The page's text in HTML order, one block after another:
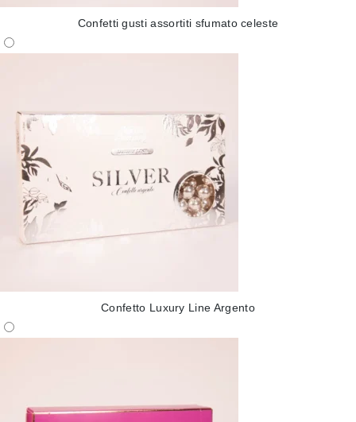
Confetti gusti assortiti sfumato celeste
Confetto Luxury Line Argento